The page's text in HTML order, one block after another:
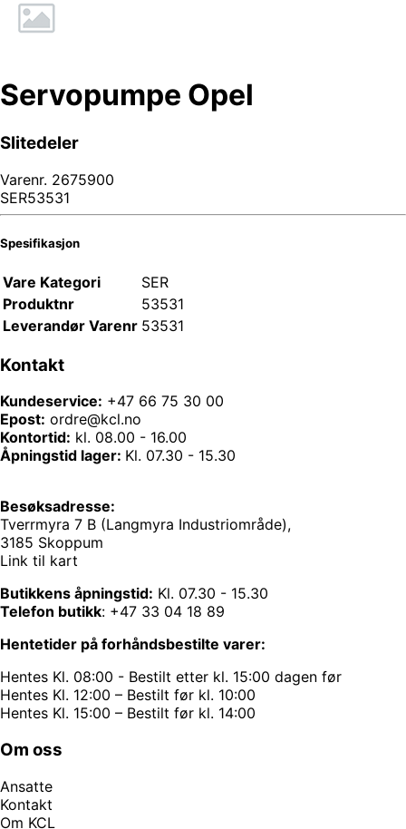
Servopumpe Opel
Slitedeler
Varenr. 2675900
SER53531
Spesifikasjon
Vare Kategori
SER
Produktnr
53531
Leverandør Varenr 53531
Kontakt
Kundeservice: +47 66 75 30 00
Epost: ordre@kcl.no
Kontortid: kl. 08.00 - 16.00
Åpningstid lager: Kl. 07.30 - 15.30
Besøksadresse:
Tverrmyra 7 B (Langmyra Industriområde),
3185 Skoppum
Link til kart
Butikkens åpningstid: Kl. 07.30 - 15.30
Telefon butikk: +47 33 04 18 89
Hentetider på forhåndsbestilte varer:
Hentes Kl. 08:00 - Bestilt etter kl. 15:00 dagen før
Hentes Kl. 12:00 – Bestilt før kl. 10:00
Hentes Kl. 15:00 – Bestilt før kl. 14:00
Om oss
Ansatte
Kontakt
Om KCL